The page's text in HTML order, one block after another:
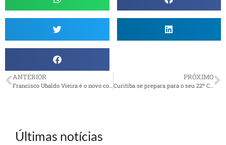
ANTERIOR PRÓXIMO
Curitiba se prepara para o seu 22º Chá Beneficente
Últimas notícias